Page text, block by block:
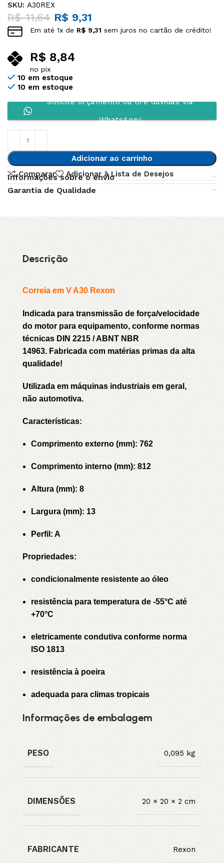
SKU:A30REX
R$11,64 R$ 9,31
Em até1x de R$ 9,31 sem juros no cartão de crédito!
R$ 8,84
no pix
10 em estoque
10 em estoque
Solicite orçamento ou tire dúvidas via
WhatsApp!
Adicionar ao carrinho
Comparar
Adicionar à Lista de Desejos
Informações sobre o envio
Garantia de Qualidade
Descrição
Correia em V A30 Rexon
Indicada para transmissão de força/velocidade
do motor para equipamento, conforme normas
técnicas DIN 2215 / ABNT NBR
14963. Fabricada com matérias primas da alta
qualidade!
Utilizada em máquinas industriais em geral,
não automotiva.
Características:
Comprimento externo (mm): 762
Comprimento interno (mm): 812
Altura (mm): 8
Largura (mm): 13
Perfil: A
Propriedades:
condicionalmente resistente ao óleo
resistência para temperatura de -55°C até
+70°C
eletricamente condutiva conforme norma
ISO 1813
resistência à poeira
adequada para climas tropicais
Informações de embalagem
PESO 0,095 kg
DIMENSÕES 20 × 20 × 2 cm
FABRICANTE Rexon